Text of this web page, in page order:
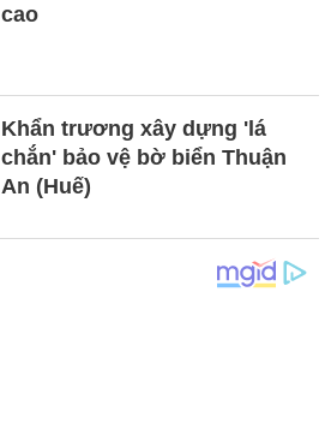
cao
Khẩn trương xây dựng 'lá
chắn' bảo vệ bờ biển Thuận
An (Huế)